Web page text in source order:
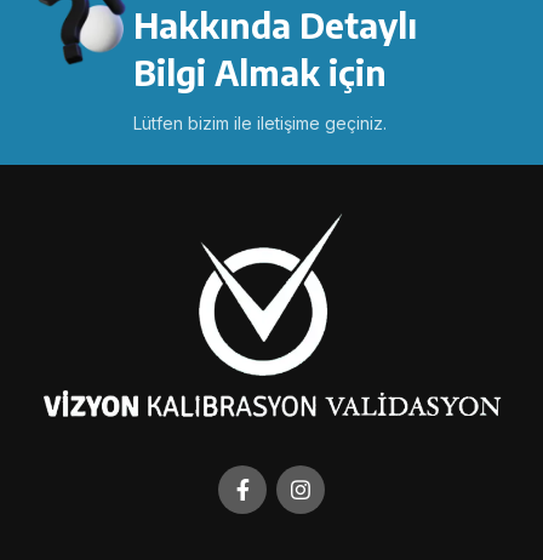
Hakkında Detaylı
Bilgi Almak için
Lütfen bizim ile iletişime geçiniz.